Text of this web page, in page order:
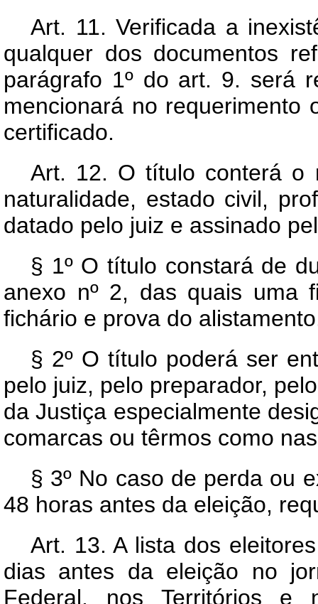
Art. 11. Verificada a
qualquer dos documentos
parágrafo 1º do art. 9. será
mencionará no
certificado.
Art. 12. O título conterá o
naturalidade, estado civil,
datado pelo juiz e assinado
§ 1º O título constará de
anexo nº 2, das quais uma
fichário e prova do
§ 2º O título poderá ser
pelo juiz, pelo preparador,
da Justiça especialmente
comarcas ou têrmos como
§ 3º No caso de perda ou
48 horas antes da eleição,
Art. 13. A lista dos
dias antes da eleição no
Federal, nos Territórios e